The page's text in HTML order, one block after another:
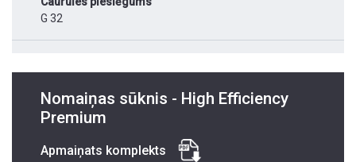
G 32
Nomaiņas sūknis - High Efficiency
Premium
Apmaiņats komplekts